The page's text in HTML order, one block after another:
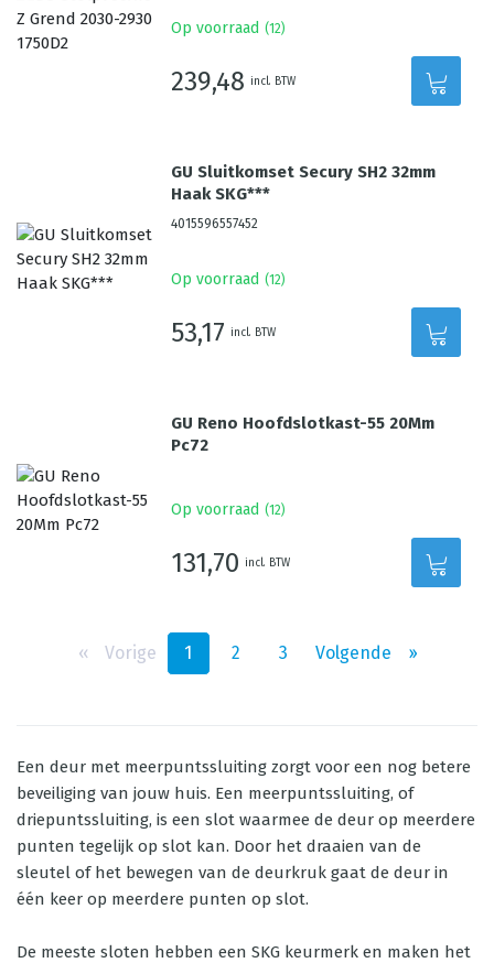
Op voorraad (12)
239,48 incl. BTW
GU Sluitkomset Secury SH2 32mm
Haak SKG***
4015596557452
Op voorraad (12)
53,17 incl. BTW
GU Reno Hoofdslotkast-55 20Mm
Pc72
Op voorraad (12)
131,70 incl. BTW
‹‹ Vorige 1 2 3 Volgende ››
Een deur met meerpuntssluiting zorgt voor een nog betere
beveiliging van jouw huis. Een meerpuntssluiting, of
driepuntssluiting, is een slot waarmee de deur op meerdere
punten tegelijk op slot kan. Door het draaien van de
sleutel of het bewegen van de deurkruk gaat de deur in
één keer op meerdere punten op slot.
De meeste sloten hebben een SKG keurmerk en maken het